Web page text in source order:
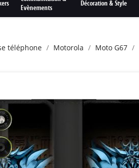
Evènements
Décoration & Style
téléphone Motorola Moto G67